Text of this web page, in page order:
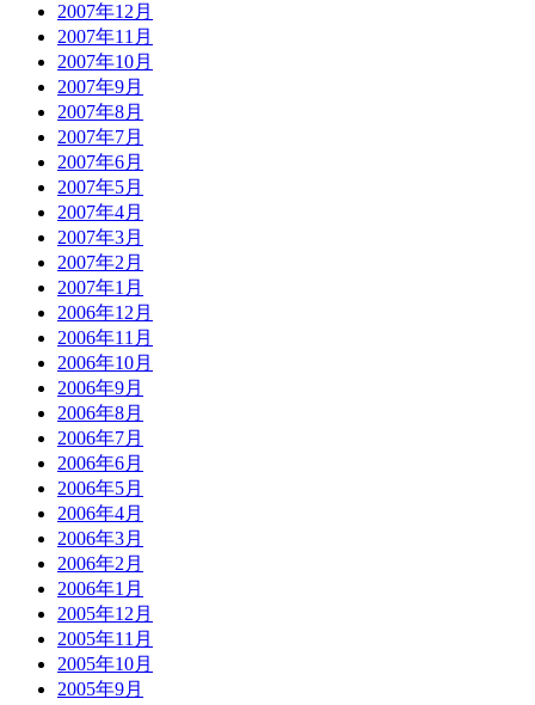
2007年12月
2007年11月
2007年10月
2007年9月
2007年8月
2007年7月
2007年6月
2007年5月
2007年4月
2007年3月
2007年2月
2007年1月
2006年12月
2006年11月
2006年10月
2006年9月
2006年8月
2006年7月
2006年6月
2006年5月
2006年4月
2006年3月
2006年2月
2006年1月
2005年12月
2005年11月
2005年10月
2005年9月